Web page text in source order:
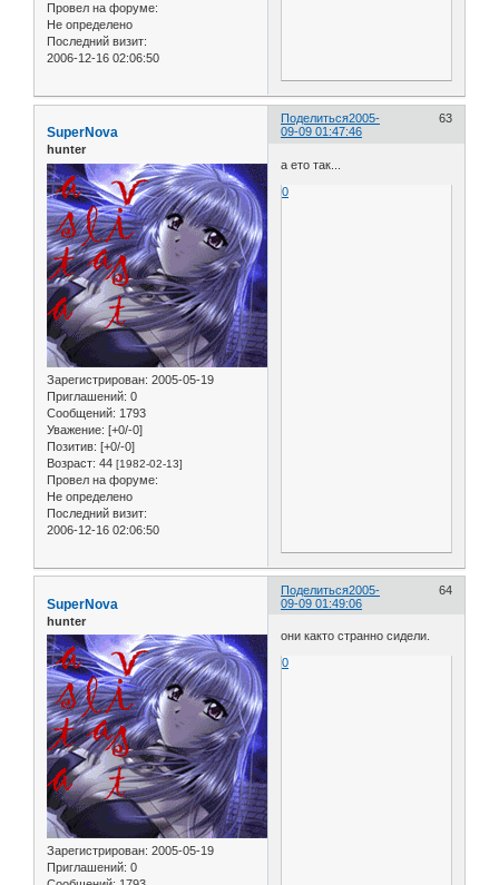
Провел на форуме:
Не определено
Последний визит:
2006-12-16 02:06:50
Поделиться 63
2005-
09-09 01:47:46
SuperNova
hunter
Зарегистрирован: 2005-05-19
Приглашений: 0
Сообщений: 1793
Уважение: [+0/-0]
Позитив: [+0/-0]
Возраст: 44 [1982-02-13]
Провел на форуме:
Не определено
Последний визит:
2006-12-16 02:06:50
а ето так...
0
Поделиться 64
2005-
09-09 01:49:06
SuperNova
hunter
Зарегистрирован: 2005-05-19
Приглашений: 0
они както странно сидели.
0